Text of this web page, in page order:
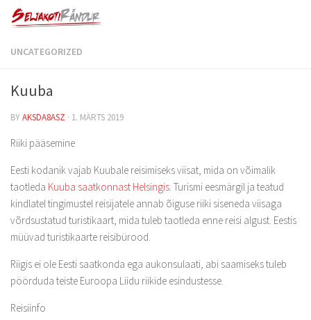
UNCATEGORIZED
Kuuba
BYAKSDA8ASZ · 1. MÄRTS 2019
Riiki pääsemine
Eesti kodanik vajab Kuubale reisimiseks viisat, mida on võimalik
taotleda Kuuba saatkonnast Helsingis. Turismi eesmärgil ja teatud
kindlatel tingimustel reisijatele annab õiguse riiki siseneda viisaga
võrdsustatud turistikaart, mida tuleb taotleda enne reisi algust. Eestis
müüvad turistikaarte reisibürood.
Riigis ei ole Eesti saatkonda ega aukonsulaati, abi saamiseks tuleb
pöörduda teiste Euroopa Liidu riikide esindustesse.
Reisiinfo